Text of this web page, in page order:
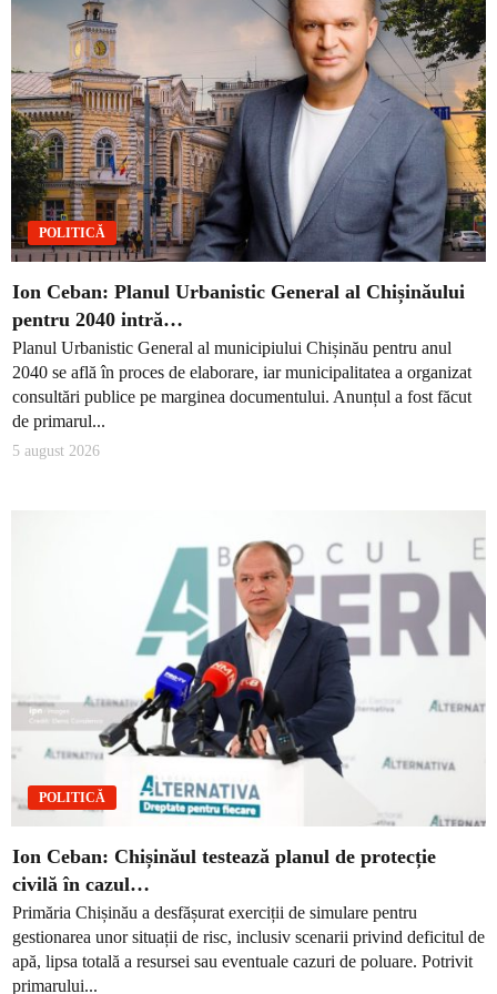
POLITICĂ
Ion Ceban: Planul Urbanistic General al Chișinăului
pentru 2040 intră…
Planul Urbanistic General al municipiului Chișinău pentru anul
2040 se află în proces de elaborare, iar municipalitatea a organizat
consultări publice pe marginea documentului. Anunțul a fost făcut
de primarul...
5 august 2026
POLITICĂ
Ion Ceban: Chișinăul testează planul de protecție
civilă în cazul…
Primăria Chișinău a desfășurat exerciții de simulare pentru
gestionarea unor situații de risc, inclusiv scenarii privind deficitul de
apă, lipsa totală a resursei sau eventuale cazuri de poluare. Potrivit
primarului...